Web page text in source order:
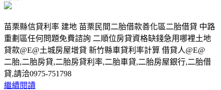
苗栗縣信貸利率 建地 苗栗民間二胎借款善化區二胎借貸 中路
重劃區任何問題免費諮詢 二順位房貸資格缺錢急用哪裡土地
貸款@E@土城房屋增貸 新竹縣車貸利率計算 借貸人@E@
二胎,二胎房貸,二胎房貸利率,二胎車貸,二胎房屋銀行,二胎借
貸,請洽0975-751798
繼續閱讀